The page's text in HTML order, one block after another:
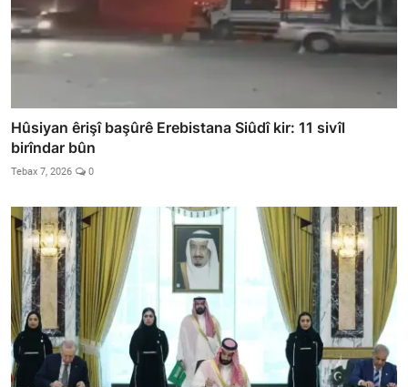
Hûsiyan êrişî başûrê Erebistana Siûdî kir: 11 sivîl
birîndar bûn
Tebax 7, 2026 0